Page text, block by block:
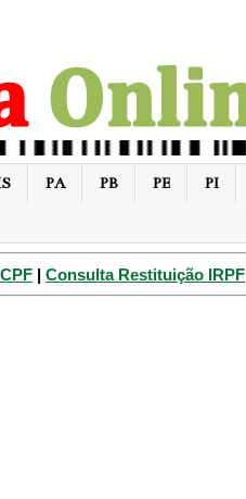
PA PB PE PI
| Consulta Restituição IRPF